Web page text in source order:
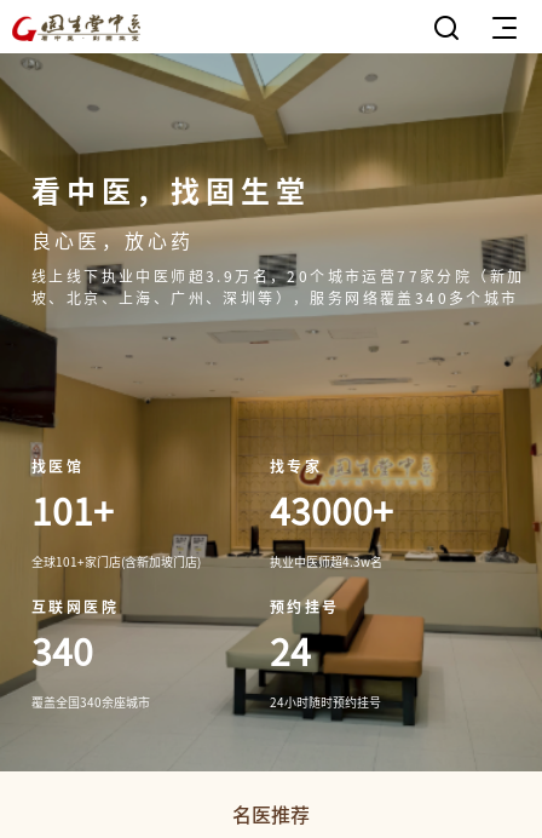
看中医，找固生堂
良心医，放心药
线上线下执业中医师超3.9万名，20个城市运营77家分院（新加
坡、北京、上海、广州、深圳等），服务网络覆盖340多个城市
找医馆
101+
全球101+家门店(含新加坡门店)
互联网医院
340
覆盖全国340余座城市
找专家
43000+
执业中医师超4.3w名
预约挂号
24
24小时随时预约挂号
名医推荐